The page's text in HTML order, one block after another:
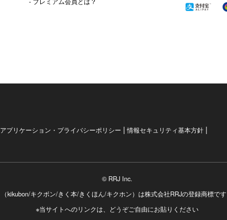
アプリケーション・プライバシーポリシー |情報セキュリティ基本方針 |
© RRJ Inc.
（kikubon/キクボン/きく本/きくほん/キクホン）は株式会社RRJの登録商標で
※当サイトへのリンクは、どうぞご自由にお貼りください